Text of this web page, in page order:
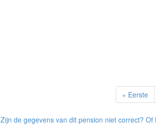
« Eerste
Zijn de gegevens van dit pension niet correct? Of